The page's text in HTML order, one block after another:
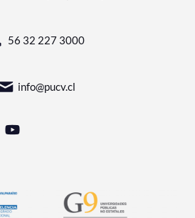
56 32 227 3000
info@pucv.cl